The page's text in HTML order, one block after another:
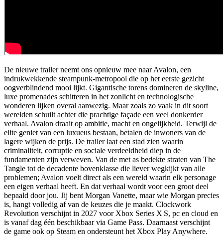
De nieuwe trailer neemt ons opnieuw mee naar Avalon, een
indrukwekkende steampunk-metropool die op het eerste gezicht
oogverblindend mooi lijkt. Gigantische torens domineren de skyline,
luxe promenades schitteren in het zonlicht en technologische
wonderen lijken overal aanwezig. Maar zoals zo vaak in dit soort
werelden schuilt achter die prachtige façade een veel donkerder
verhaal. Avalon draait op ambitie, macht en ongelijkheid. Terwijl de
elite geniet van een luxueus bestaan, betalen de inwoners van de
lagere wijken de prijs. De trailer laat een stad zien waarin
criminaliteit, corruptie en sociale verdeeldheid diep in de
fundamenten zijn verweven. Van de met as bedekte straten van The
Tangle tot de decadente bovenklasse die liever wegkijkt van alle
problemen; Avalon voelt direct als een wereld waarin elk personage
een eigen verhaal heeft. En dat verhaal wordt voor een groot deel
bepaald door jou. Jij bent Morgan Vanette, maar wie Morgan precies
is, hangt volledig af van de keuzes die je maakt. Clockwork
Revolution verschijnt in 2027 voor Xbox Series X|S, pc en cloud en
is vanaf dag één beschikbaar via Game Pass. Daarnaast verschijnt
de game ook op Steam en ondersteunt het Xbox Play Anywhere.